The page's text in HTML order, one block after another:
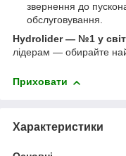
звернення до
обслуговування.
Hydrolider — №1 у світі
лідерам — обирайте
Приховати
Характеристики